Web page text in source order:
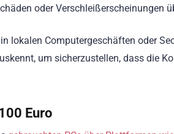
oder Verschleißerscheinungen
lokalen Computergeschäften oder
um sicherzustellen, dass die
Euro